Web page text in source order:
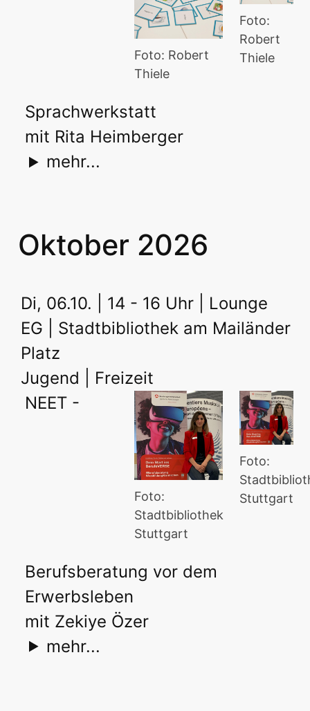
Foto:
Robert
Thiele
Foto: Robert
Thiele
Sprachwerkstatt
mit Rita Heimberger
mehr...
Oktober 2026
Di, 06.10. | 14 - 16 Uhr | Lounge
EG | Stadtbibliothek am Mailänder
Platz
Jugend | Freizeit
Foto:
Stuttgart
Foto:
Stadtbibliothek
Stuttgart
NEET -
Berufsberatung vor dem
Erwerbsleben
mit Zekiye Özer
mehr...